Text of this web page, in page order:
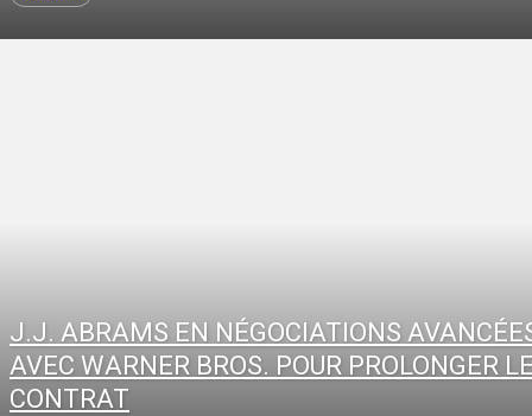
J.J. ABRAMS EN NÉGOCIATIONS
AVEC WARNER BROS. POUR PROLONGER
CONTRAT